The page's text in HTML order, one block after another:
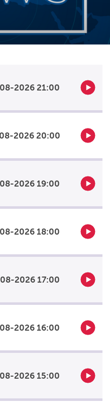
2026 21:00
2026 20:00
2026 19:00
2026 18:00
2026 17:00
2026 16:00
2026 15:00